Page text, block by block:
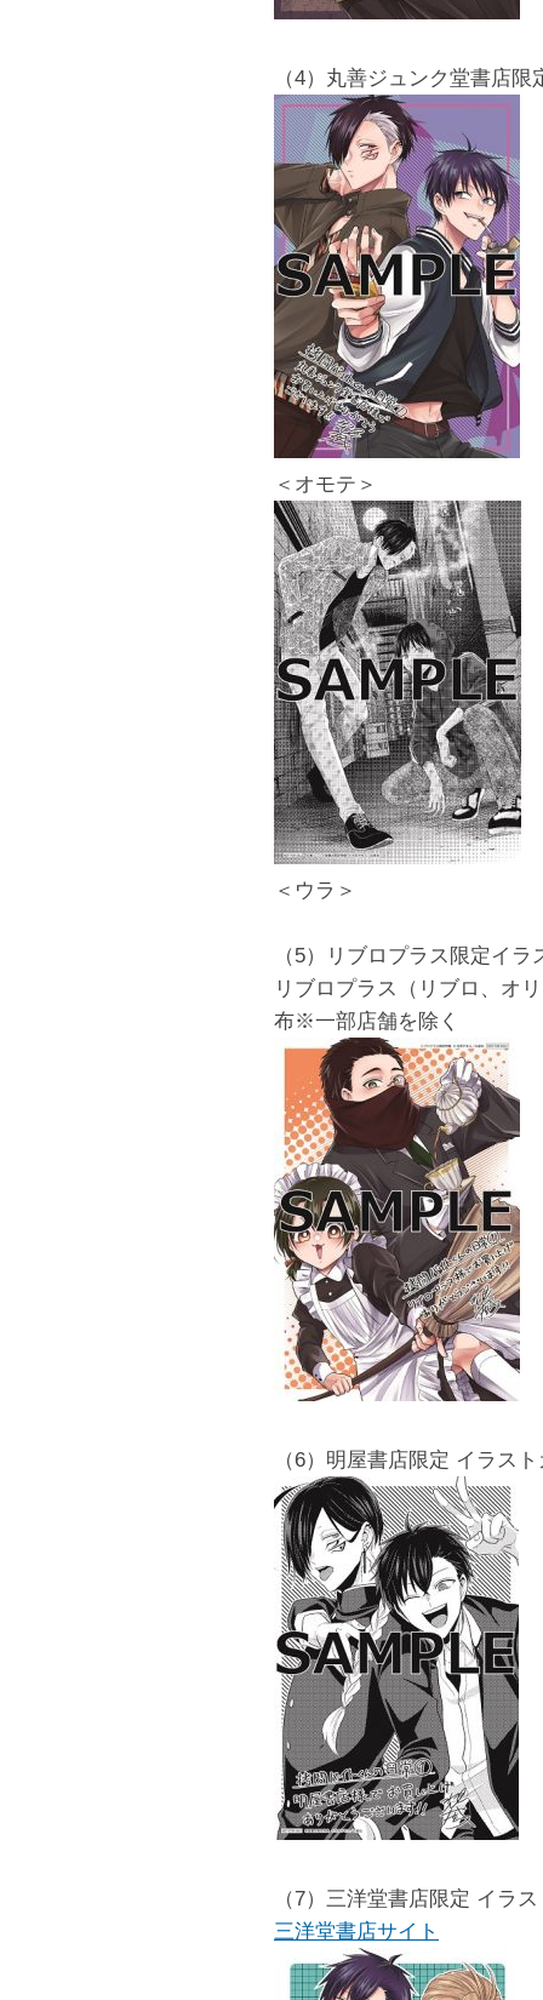
（4）丸善ジュンク堂書店
＜オモテ＞
＜ウラ＞
（5）リブロプラス限定イラ
リブロプラス（リブロ、オ
布※一部店舗を除く
（6）明屋書店限定 イラス
（7）三洋堂書店限定 イラ
三洋堂書店サイト